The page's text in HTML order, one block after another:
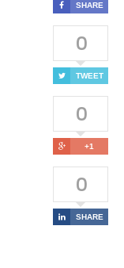
SHARE
0
TWEET
0
+1
0
SHARE